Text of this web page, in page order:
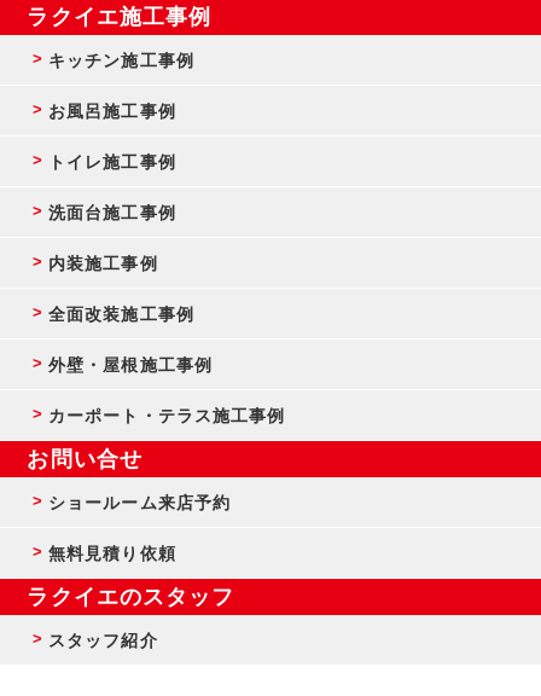
ラクイエ施工事例
キッチン施工事例
お風呂施工事例
トイレ施工事例
洗面台施工事例
内装施工事例
全面改装施工事例
外壁・屋根施工事例
カーポート・テラス施工事例
お問い合せ
ショールーム来店予約
無料見積り依頼
ラクイエのスタッフ
スタッフ紹介